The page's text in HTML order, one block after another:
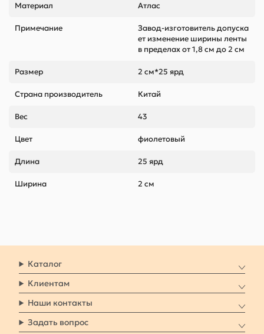
Материал Атлас
Примечание
Завод-изготовитель допуска
ет изменение ширины ленты
в пределах от 1,8 см до 2 см
Размер 2 см*25 ярд
Страна производитель Китай
Вес 43
Цвет фиолетовый
Длина 25 ярд
Ширина 2 см
Каталог
Клиентам
Наши контакты
Задать вопрос